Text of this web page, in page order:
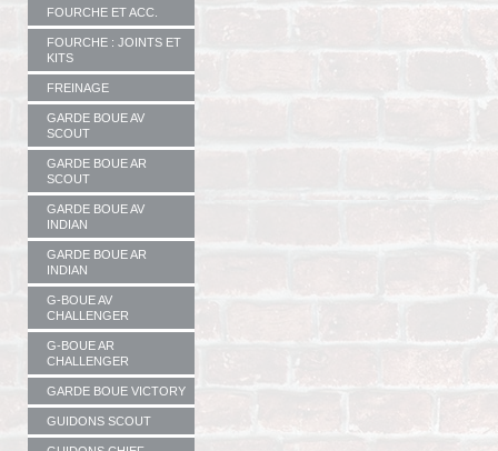
FOURCHE ET ACC.
FOURCHE : JOINTS ET
KITS
FREINAGE
GARDE BOUE AV
SCOUT
GARDE BOUE AR
SCOUT
GARDE BOUE AV
INDIAN
GARDE BOUE AR
INDIAN
G-BOUE AV
CHALLENGER
G-BOUE AR
CHALLENGER
GARDE BOUE VICTORY
GUIDONS SCOUT